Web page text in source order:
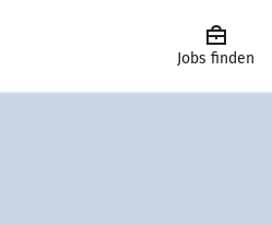
Jobs finden